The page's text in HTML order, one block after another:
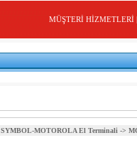
MÜŞTERİ HİZMETLERİ |
SYMBOL-MOTOROLA El Terminali ->